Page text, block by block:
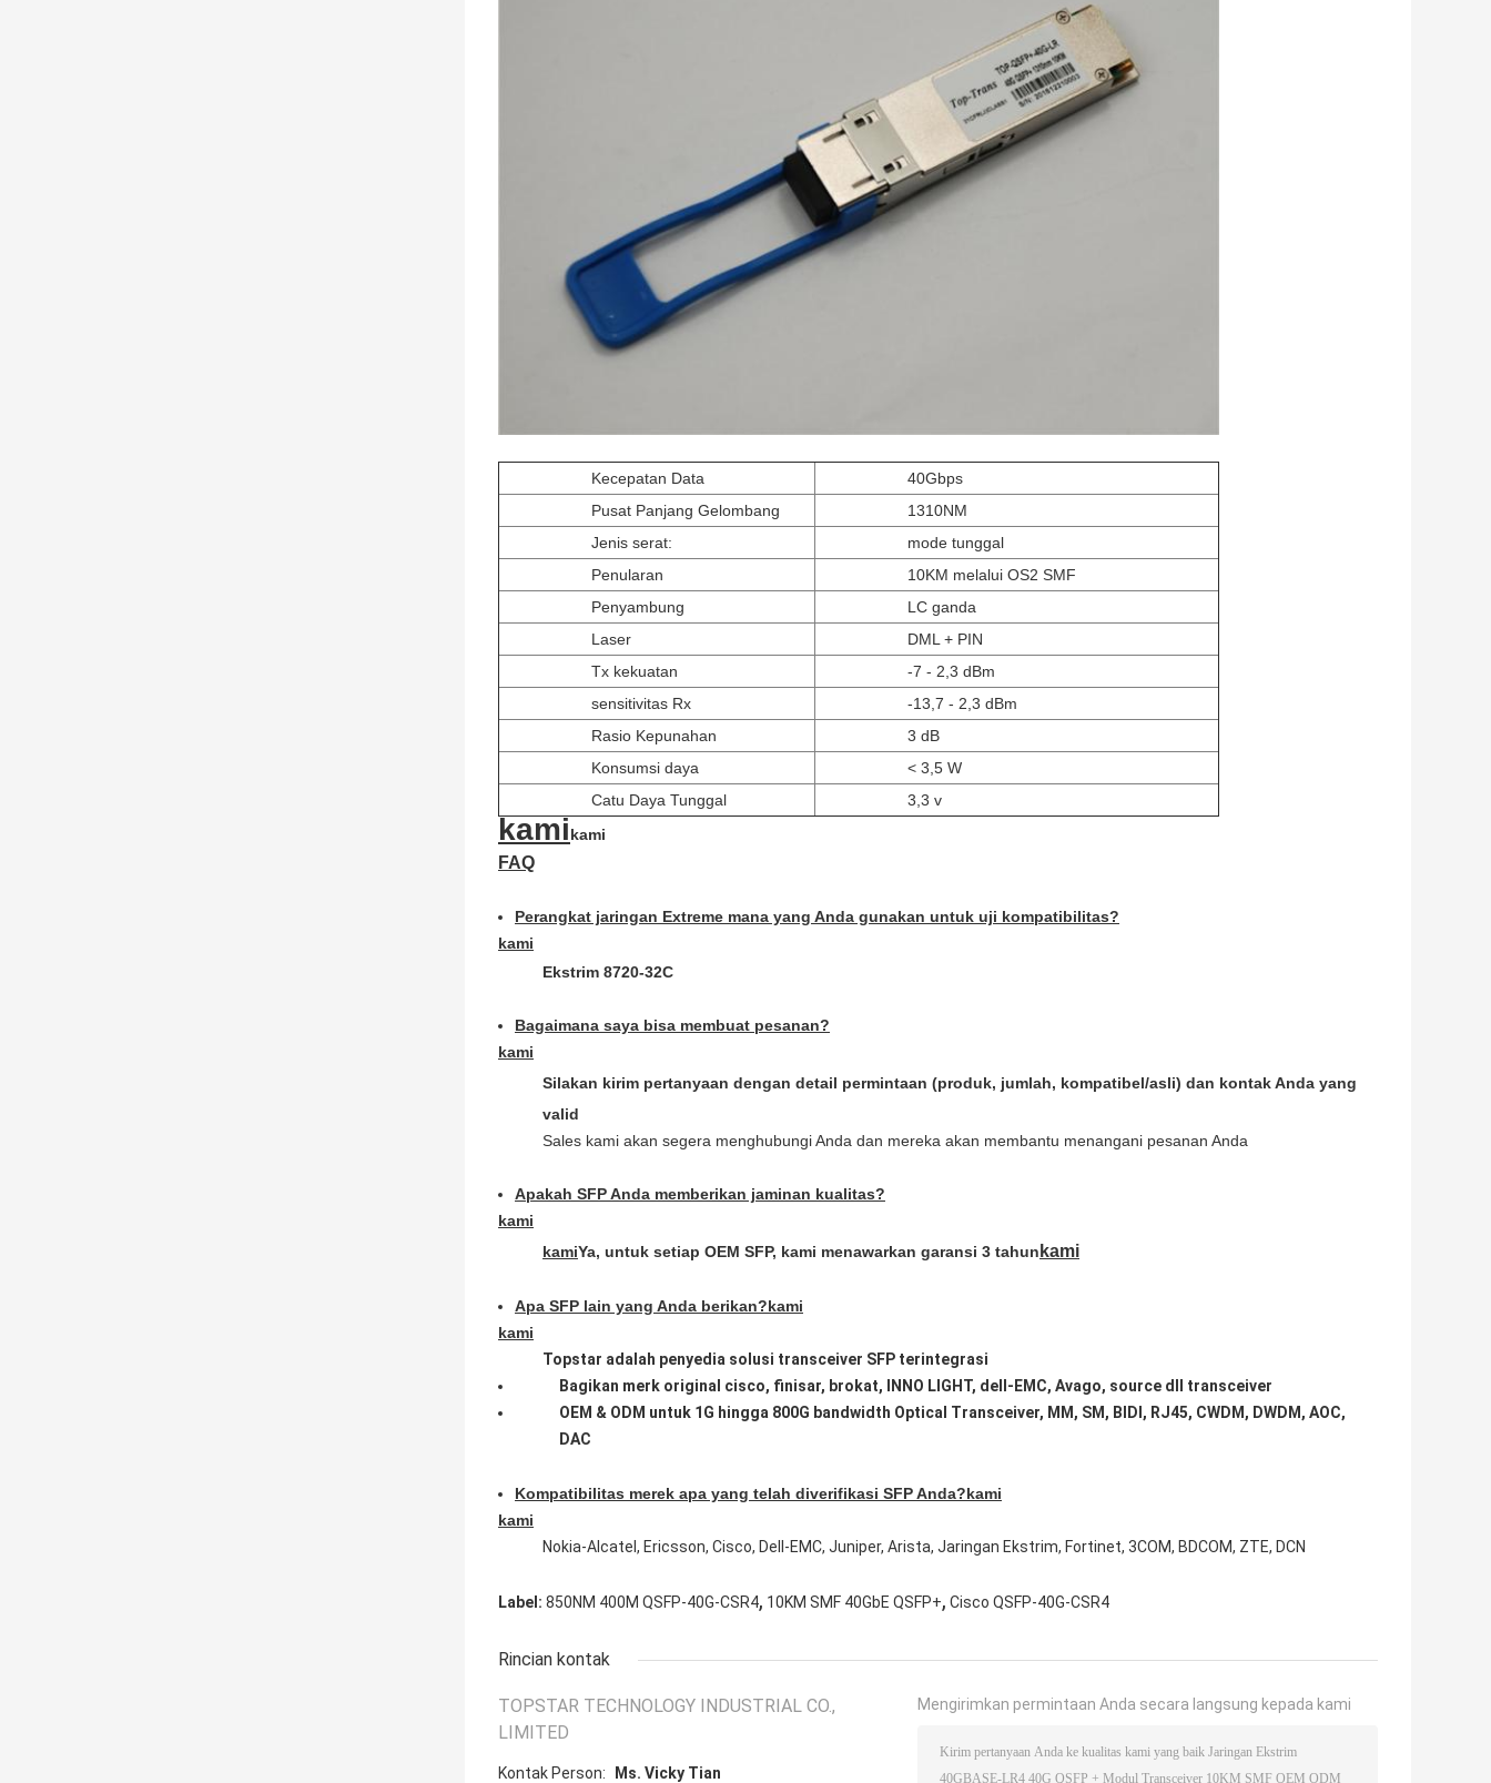
Kecepatan Data
40Gbps
Pusat Panjang Gelombang
1310NM
Jenis serat:
mode tunggal
Penularan
10KM melalui OS2 SMF
Penyambung
LC ganda
Laser
DML + PIN
Tx kekuatan
-7 - 2,3 dBm
sensitivitas Rx
-13,7 - 2,3 dBm
Rasio Kepunahan
3 dB
Konsumsi daya
< 3,5 W
Catu Daya Tunggal
3,3 v
kamikami
FAQ
Perangkat jaringan Extreme mana yang Anda gunakan untuk uji kompatibilitas?
kami
Ekstrim 8720-32C
Bagaimana saya bisa membuat pesanan?
kami
Silakan kirim pertanyaan dengan detail permintaan (produk, jumlah, kompatibel/asli) dan kontak Anda yang
valid
Sales kami akan segera menghubungi Anda dan mereka akan membantu menangani pesanan Anda
Apakah SFP Anda memberikan jaminan kualitas?
kami
kamiYa, untuk setiap OEM SFP, kami menawarkan garansi 3 tahun kami
Apa SFP lain yang Anda berikan?kami
kami
Topstar adalah penyedia solusi transceiver SFP terintegrasi
Bagikan merk original cisco, finisar, brokat, lNNO LIGHT, dell-EMC, Avago, source dll transceiver
OEM & ODM untuk 1G hingga 800G bandwidth Optical Transceiver, MM, SM, BIDI, RJ45, CWDM, DWDM, AOC,
DAC
Kompatibilitas merek apa yang telah diverifikasi SFP Anda?kami
kami
Nokia-Alcatel, Ericsson, Cisco, Dell-EMC, Juniper, Arista, Jaringan Ekstrim, Fortinet, 3COM, BDCOM, ZTE, DCN
Label: 850NM 400M QSFP-40G-CSR4, 10KM SMF 40GbE QSFP+, Cisco QSFP-40G-CSR4
Rincian kontak
TOPSTAR TECHNOLOGY INDUSTRIAL CO.,
LIMITED
Kontak Person: Ms. Vicky Tian
Mengirimkan permintaan Anda secara langsung kepada kami